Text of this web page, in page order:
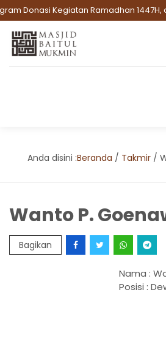
Donasi Kegiatan Ramadhan 1447H,
Anda disini :Beranda / Takmir/
Wanto P.
Bagikan
Nama :
Posisi :